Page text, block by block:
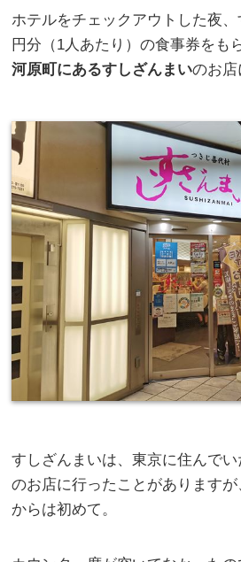
ホテルをチェックアウトした夜
円分（1人あたり）の食事券をも
河原町にあるすしざんまいのお店
すしざんまいは、東京に住んで
のお店に行ったことがあります
からは初めて。